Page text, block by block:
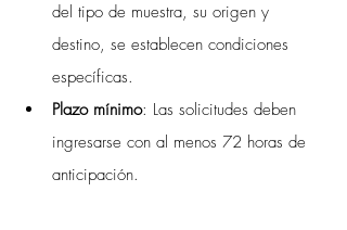
del tipo de muestra, su origen y
destino, se establecen condiciones
específicas.
Plazo mínimo: Las solicitudes deben
ingresarse con al menos 72 horas de
anticipación.